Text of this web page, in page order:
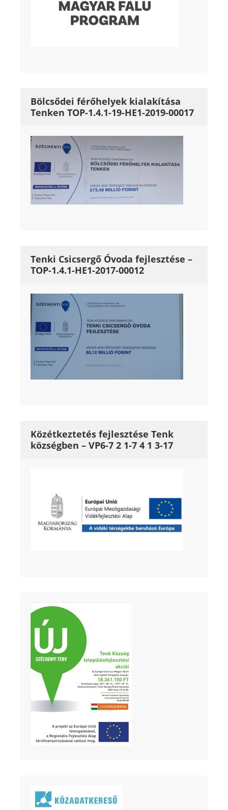
Bölcsődei férőhelyek kialakítása
Tenken TOP-1.4.1-19-HE1-2019-00017
Tenki Csicsergő Óvoda fejlesztése –
TOP-1.4.1-HE1-2017-00012
Közétkeztetés fejlesztése Tenk
községben – VP6-7 2 1-7 4 1 3-17